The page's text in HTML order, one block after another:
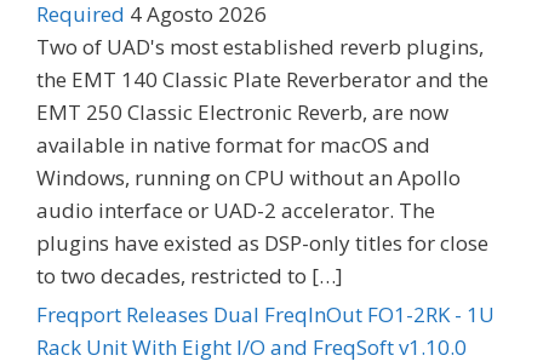
Required 4 Agosto 2026
Two of UAD's most established reverb plugins,
the EMT 140 Classic Plate Reverberator and the
EMT 250 Classic Electronic Reverb, are now
available in native format for macOS and
Windows, running on CPU without an Apollo
audio interface or UAD-2 accelerator. The
plugins have existed as DSP-only titles for close
to two decades, restricted to […]
Freqport Releases Dual FreqInOut FO1-2RK - 1U
Rack Unit With Eight I/O and FreqSoft v1.10.0